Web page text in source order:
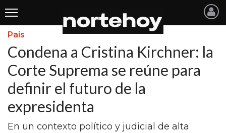
Últimas
Noticias
INICIO
NOTICIAS RECIENTES
SAN NICOLAS
Pais
Condena a Cristina Kirchner: la
Corte Suprema se reúne para
definir el futuro de la
expresidenta
En un contexto político y judicial de alta